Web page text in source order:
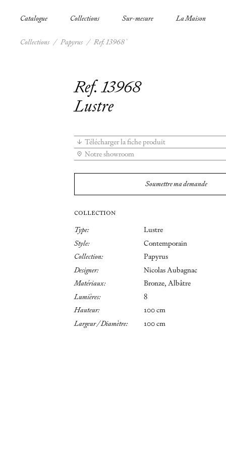
Catalogue Collections Sur-mesure La Maison
Collections/Papyrus/Ref. 13968
Ref. 13968
Lustre
Télécharger la fiche produit
Notre showroom
Soumettre ma demande
COLLECTION
Type:
Lustre
Style:
Contemporain
Collection:
Papyrus
Designer:
Nicolas Aubagnac
Matériaux:
Bronze, Albâtre
Lumières:
8
Hauteur:
100 cm
Largeur / Diamètre:
100 cm